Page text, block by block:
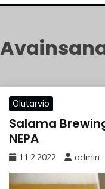
Olutarvio
Salama
NEPA
11.2.2022 admin